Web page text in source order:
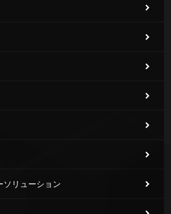
ソリューション